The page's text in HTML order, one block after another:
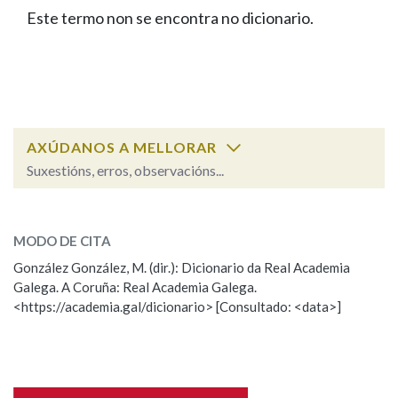
FIGURAS HOMENAXEADAS
PORTAL DAS PALABRAS
Facebook
TwitterYoutubeInstagram
Bluesky
BUSCAR NOS LEMAS
Remata por
BUSCAR NO CONTIDO
Nas definicións
Este termo non se encontra no dicionario.
AXÚDANOS A MELLORAR
Suxestións, erros, observacións...
Observación
Nome
MODO DE CITA
González González, M. (dir.): Dicionario da Real Academia
Galega. A Coruña: Real Academia Galega.
<https://academia.gal/dicionario> [Consultado: <data>]